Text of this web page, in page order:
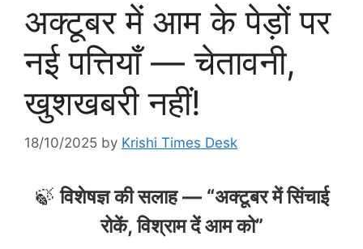
अक्टूबर में आम के पेड़ों पर
नई पत्तियाँ — चेतावनी,
खुशखबरी नहीं!
18/10/2025 by Krishi Times Desk
🍃विशेषज्ञ की सलाह — “अक्टूबर में सिंचाई
रोकें, विश्राम दें आम को”